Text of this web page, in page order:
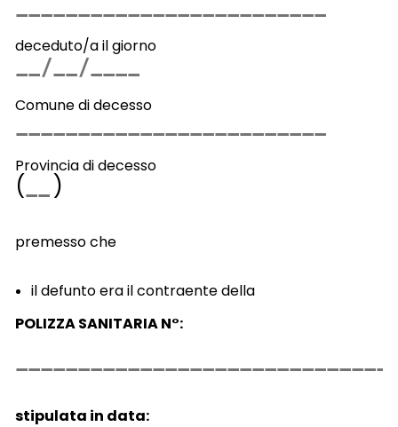
deceduto/a il giorno
Comune di decesso
Provincia di decesso
( )
premesso che
il defunto era il contraente della
POLIZZA SANITARIA N°:
stipulata in data: